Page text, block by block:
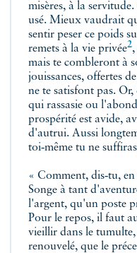
misères, à la
usé. Mieux vaudrait
sentir peser ce poids
remets à la vie privée2
mais te combleront à
jouissances, offertes
ne te satisfont pas. Or,
qui rassasie ou
prospérité est avide,
d'autrui. Aussi
toi‑même tu ne
« Comment, dis‑tu,
Songe à tant
l'argent, qu'un poste
Pour le repos, il faut
vieillir dans le
renouvelé, que le